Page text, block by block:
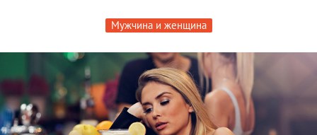
Мужчина и женщина